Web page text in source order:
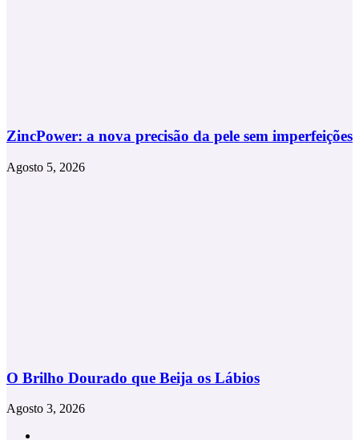
ZincPower: a nova precisão da pele sem imperfeições
Agosto 5, 2026
O Brilho Dourado que Beija os Lábios
Agosto 3, 2026